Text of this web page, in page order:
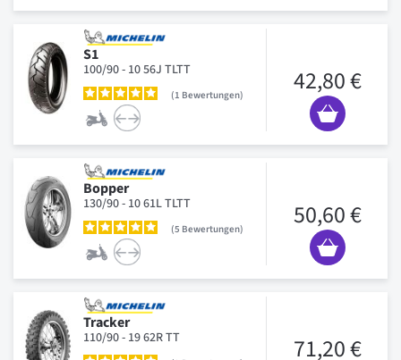
S1
100/90 - 10 56J TLTT
1 Bewertungen 42,80 €
Bopper
130/90 - 10 61L TLTT
5 Bewertungen 50,60 €
Tracker
110/90 - 19 62R TT 71,20 €